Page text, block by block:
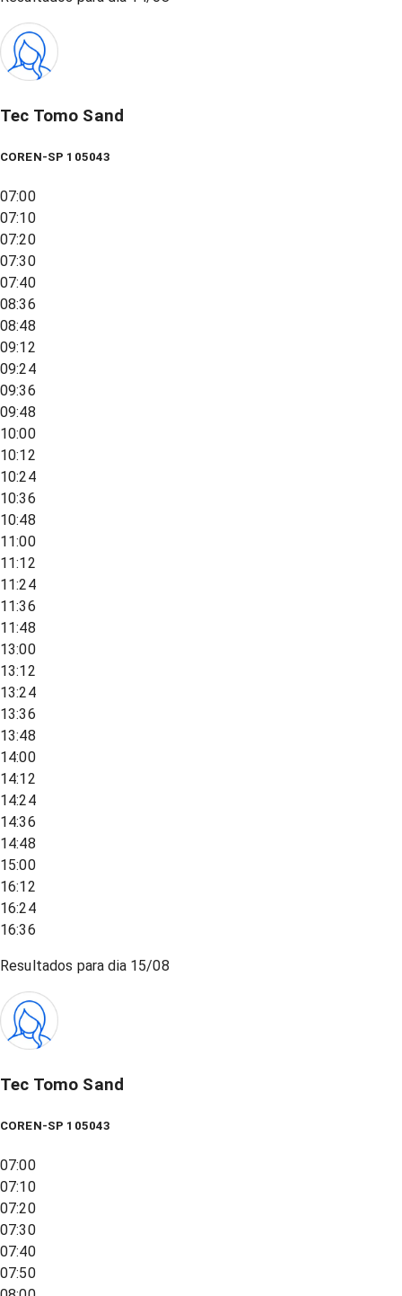
Tec Tomo Sand
COREN-SP 105043
07:00
07:10
07:20
07:30
07:40
08:36
08:48
09:12
09:24
09:36
09:48
10:00
10:12
10:24
10:36
10:48
11:00
11:12
11:24
11:36
11:48
13:00
13:12
13:24
13:36
13:48
14:00
14:12
14:24
14:36
14:48
15:00
16:12
16:24
16:36
Resultados para dia 15/08
Tec Tomo Sand
COREN-SP 105043
07:00
07:10
07:20
07:30
07:40
07:50